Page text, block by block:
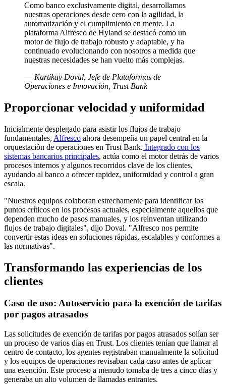
Como banco exclusivamente digital, desarrollamos
nuestras operaciones desde cero con la agilidad, la
automatización y el cumplimiento en mente. La
plataforma Alfresco de Hyland se destacó como un
motor de flujo de trabajo robusto y adaptable, y ha
continuado evolucionando con nosotros a medida que
nuestras necesidades se han vuelto más complejas.
— Kartikay Doval, Jefe de Plataformas de
Operaciones e Innovación, Trust Bank
Proporcionar velocidad y uniformidad
Inicialmente desplegado para asistir los flujos de trabajo
fundamentales, Alfresco ahora desempeña un papel central en la
orquestación de operaciones en Trust Bank. Integrado con los
sistemas bancarios principales, actúa como el motor detrás de varios
procesos internos y algunos recorridos clave de los clientes,
ayudando al banco a ofrecer rapidez, uniformidad y control a gran
escala.
"Nuestros equipos colaboran estrechamente para identificar los
puntos críticos en los procesos actuales, especialmente aquellos que
dependen mucho de pasos manuales, y los reinventan utilizando
flujos de trabajo digitales", dijo Doval. "Alfresco nos permite
convertir estas ideas en soluciones rápidas, escalables y conformes a
las normativas".
Transformando las experiencias de los
clientes
Caso de uso: Autoservicio para la exención de tarifas
por pagos atrasados
Las solicitudes de exención de tarifas por pagos atrasados solían ser
un proceso de varios días en Trust. Los clientes tenían que llamar al
centro de contacto, los agentes registraban manualmente la solicitud
y los equipos de operaciones revisaban cada caso antes de aplicar
una exención. Este proceso a menudo tomaba de tres a cinco días y
generaba un alto volumen de llamadas entrantes.